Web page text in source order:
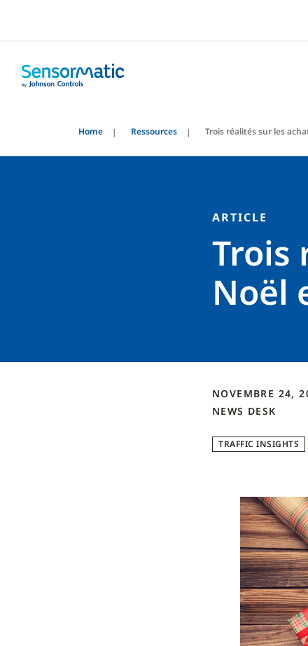
Home Ressources Trois réalités sur les
ARTICLE
Trois
Noël
NOVEMBRE 24,
NEWS DESK
TRAFFIC INSIGHTS